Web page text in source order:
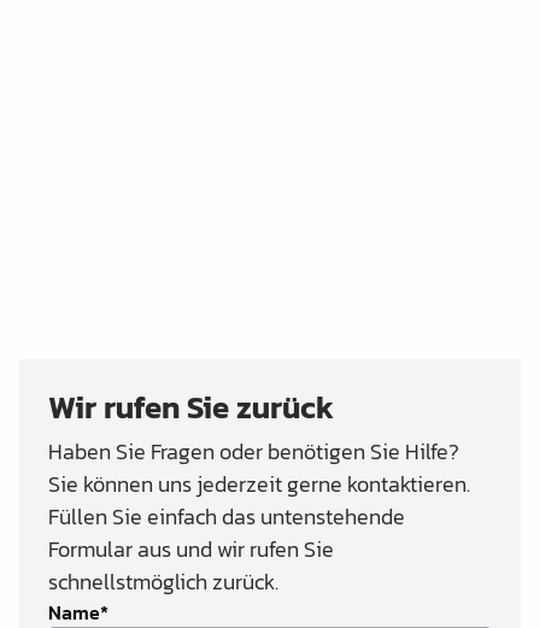
Wir rufen Sie zurück
Haben Sie Fragen oder benötigen Sie Hilfe?
Sie können uns jederzeit gerne kontaktieren.
Füllen Sie einfach das untenstehende
Formular aus und wir rufen Sie
schnellstmöglich zurück.
Name*